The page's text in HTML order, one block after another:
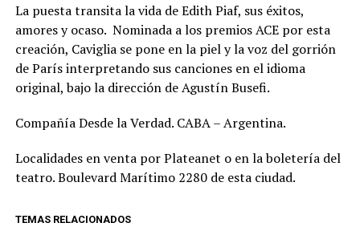
La puesta transita la vida de Edith Piaf, sus éxitos,
amores y ocaso. Nominada a los premios ACE por esta
creación, Caviglia se pone en la piel y la voz del gorrión
de París interpretando sus canciones en el idioma
original, bajo la dirección de Agustín Busefi.
Compañía Desde la Verdad. CABA – Argentina.
Localidades en venta por Plateanet o en la boletería del
teatro. Boulevard Marítimo 2280 de esta ciudad.
TEMAS RELACIONADOS